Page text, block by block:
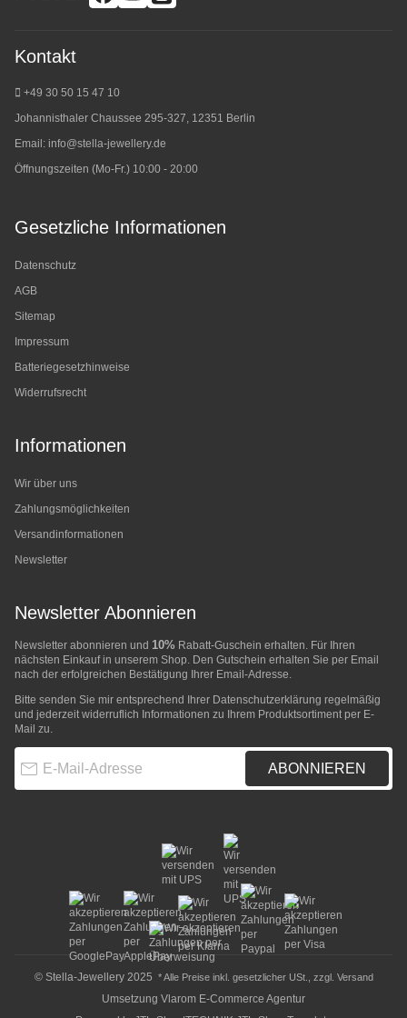
Kontakt
+49 30 50 15 47 10
Johannisthaler Chaussee 295-327, 12351 Berlin
Email: info@stella-jewellery.de
Öffnungszeiten (Mo-Fr.) 10:00 - 20:00
Gesetzliche Informationen
Datenschutz
AGB
Sitemap
Impressum
Batteriegesetzhinweise
Widerrufsrecht
Informationen
Wir über uns
Zahlungsmöglichkeiten
Versandinformationen
Newsletter
Newsletter Abonnieren
Newsletter abonnieren und 10% Rabatt-Guschein erhalten. Für Ihren
nächsten Einkauf in unserem Shop. Den Gutschein erhalten Sie per Email
nach der erfolgreichen Bestätigung Ihrer Email-Adresse.
Bitte senden Sie mir entsprechend Ihrer Datenschutzerklärung regelmäßig
und jederzeit widerruflich Informationen zu Ihrem Produktsortiment per E-
Mail zu.
ABONNIEREN
© Stella-Jewellery 2025 * Alle Preise inkl. gesetzlicher USt., zzgl. Versand
Umsetzung Vlarom E-Commerce Agentur